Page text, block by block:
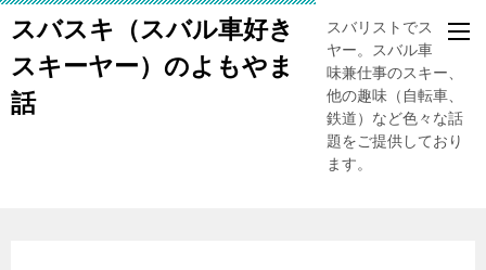
スバスキ（スバル車好き
スキーヤー）のよもやま
話
スバリストでスキー
ヤー。スバル車、趣
味兼仕事のスキー、
他の趣味（自転車、
鉄道）など色々な話
題をご提供しており
ます。